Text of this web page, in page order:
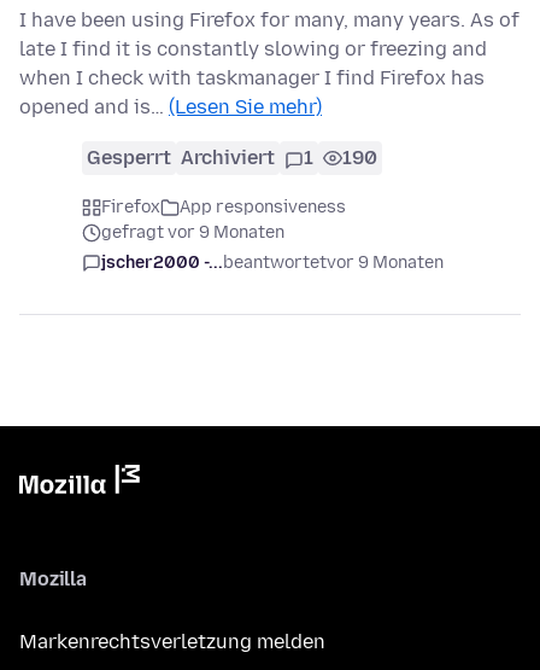
I have been using Firefox for many, many years. As of
late I find it is constantly slowing or freezing and
when I check with taskmanager I find Firefox has
opened and is… (Lesen Sie mehr)
Gesperrt Archiviert 1 190
Firefox
App responsiveness
gefragt vor 9 Monaten
jscher2000 -...beantwortetvor 9 Monaten
Mozilla
Markenrechtsverletzung melden